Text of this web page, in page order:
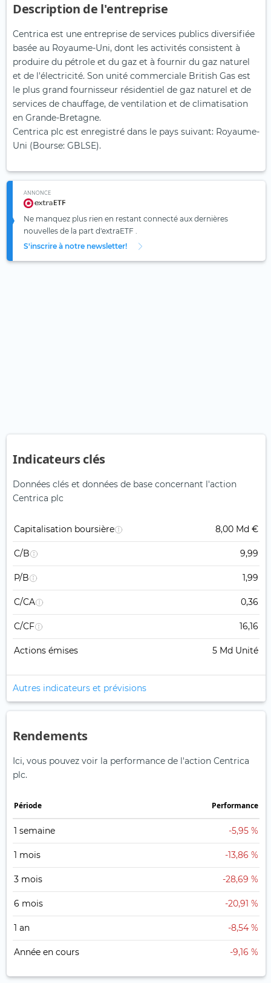
Description de l'entreprise
Centrica est une entreprise de services publics diversifiée
basée au Royaume-Uni, dont les activités consistent à
produire du pétrole et du gaz et à fournir du gaz naturel
et de l'électricité. Son unité commerciale British Gas est
le plus grand fournisseur résidentiel de gaz naturel et de
services de chauffage, de ventilation et de climatisation
en Grande-Bretagne.
Centrica plc est enregistré dans le pays suivant: Royaume-
Uni (Bourse: GBLSE).
ANNONCE
Ne manquez plus rien en restant connecté aux dernières
nouvelles de la part d'extraETF .
S'inscrire à notre newsletter!
Indicateurs clés
Données clés et données de base concernant l'action
Centrica plc
Capitalisation boursière 8,00 Md €
C/B 9,99
P/B 1,99
C/CA 0,36
C/CF 16,16
Actions émises 5 Md Unité
Autres indicateurs et prévisions
Rendements
Ici, vous pouvez voir la performance de l'action Centrica
plc.
Période Performance
1 semaine -5,95 %
1 mois -13,86 %
3 mois -28,69 %
6 mois -20,91 %
1 an -8,54 %
Année en cours -9,16 %